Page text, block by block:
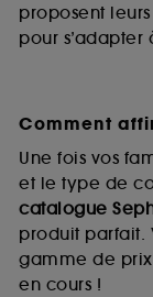
proposent
pour s’adapter
Comment
Une fois vos
et le type de
catalogue
produit parfait.
gamme de
en cours !